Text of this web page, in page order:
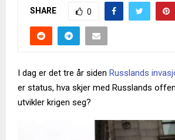
SHARE 0
I dag er det tre år siden Russlands
er status, hva skjer med Russlands
utvikler krigen seg?